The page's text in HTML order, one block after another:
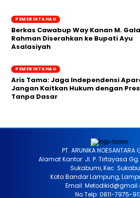
PEMERINTAHAN
Berkas Cawabup Way Kanan M.
Rahman Diserahkan ke Bupati Ayu
Asalasiyah
PEMERINTAHAN
Aris Tama: Jaga Independensi
Jangan Kaitkan Hukum dengan
Tanpa Dasar
PT. ARUNIKA NOESANTARA
Alamat Kantor: Jl. P. Tirtayasa Gg.
Sukabumi, Kec.
Kota Bandar Lampung,
Email:
No Telp: 0811-7975-